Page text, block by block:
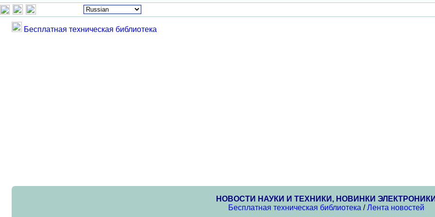
Бесплатная техническая библиотека
НОВОСТИ НАУКИ И ТЕХНИКИ, НОВИНКИ
Бесплатная техническая библиотека /Лента новостей